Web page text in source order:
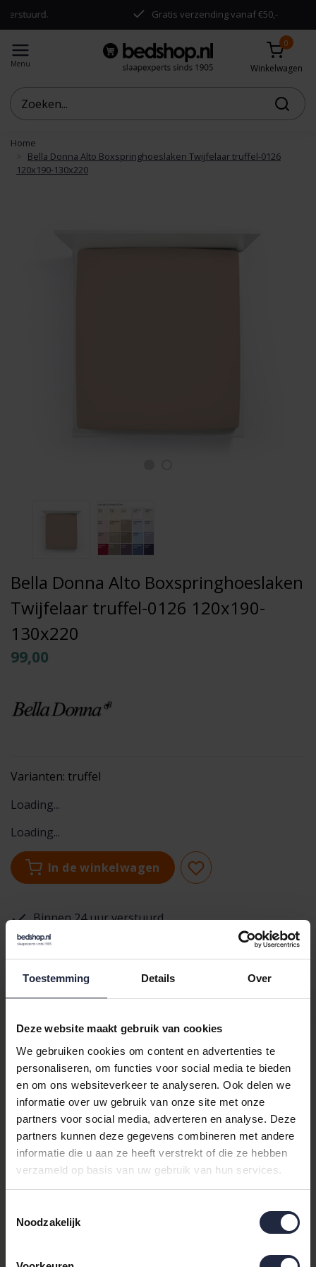
Toestemming Details Over
Deze website maakt gebruik van cookies
We gebruiken cookies om content en advertenties te
personaliseren, om functies voor social media te bieden
en om ons websiteverkeer te analyseren. Ook delen we
informatie over uw gebruik van onze site met onze
partners voor social media, adverteren en analyse. Deze
partners kunnen deze gegevens combineren met andere
informatie die u aan ze heeft verstrekt of die ze hebben
verzameld op basis van uw gebruik van hun services.
Noodzakelijk
Gratis verzending vanaf €50,-
Menu
0
Winkelwagen
Home
Bella Donna Alto Boxspringhoeslaken Twijfelaar truffel-0126
120x190-130x220
Bella Donna Alto Boxspringhoeslaken
Twijfelaar truffel-0126 120x190-
130x220
99,00
Varianten: truffel
Loading...
Loading...
In de winkelwagen
Binnen 24 uur verstuurd
Gratis retourneren vanaf €100,-
Productomschrijving
Donna hoeslakens zijn alom bekend vanwege het feit dat het
hoeslaken prachtig strak blijft liggen. Bij het opstaan oogt het
hoeslaken onbeslapen. Daarbij heeft het hoeslaken een erg
duurzaam karakter door het gebruik van de hoogwaardigste,
veredelde en getwiste garens van Egyptisch katoen met
toepassing van Aloë Vera en zijdeproteïne. De ALTO serie van
Bella Donna is speciaal gemaakt voor boxsprings, de
hoekhoogte is maar liefst 45cm hoog waardoor u zowel de het
matras als de topper in één keer kunt opmaken. Dit zorgt voor
Dit hoeslaken is geschikt voor matrassen met een hoekhoogte